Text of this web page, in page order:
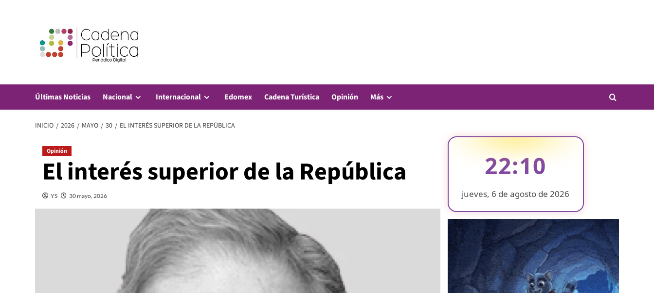
Últimas Noticias Nacional Internacional Edomex Cadena Turística Opinión Más
INICIO 2026 MAYO 30 EL INTERÉS SUPERIOR DE LA REPÚBLICA
Opinión
El interés superior de la República
YS 30 mayo, 2026
22:10
jueves, 6 de agosto de 2026
❄
❄
❄
❄
❄
❄
❄
❄
❄